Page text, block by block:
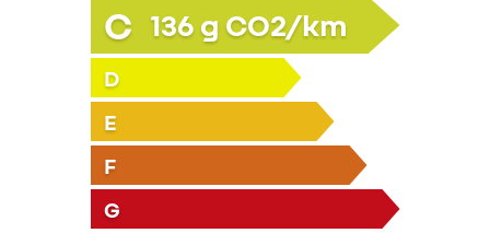
C 136 g CO2/km
D
E
F
G